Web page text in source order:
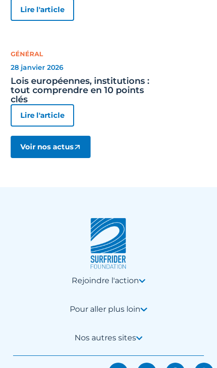
Lire l'article
GÉNÉRAL
28 janvier 2026
Lois européennes, institutions :
tout comprendre en 10 points
clés
Lire l'article
Voir nos actus
Rejoindre l'action
Pour aller plus loin
Nos autres sites